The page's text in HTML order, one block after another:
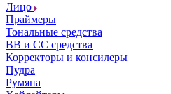
Лицо
Праймеры
Тональные средства
ВВ и СС средства
Корректоры и консилеры
Пудра
Румяна